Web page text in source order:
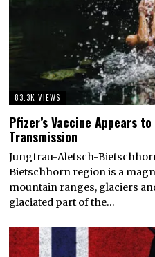
83.3K VIEWS
Pfizer’s Vaccine Appears
Transmission
Jungfrau-Aletsch-
Bietschhorn region is a
mountain ranges, glaciers
glaciated part of the…